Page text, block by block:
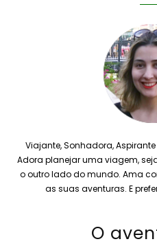
Viajante, Sonhadora,
Adora planejar uma viagem,
o outro lado do mundo. Ama
as suas aventuras. E
O